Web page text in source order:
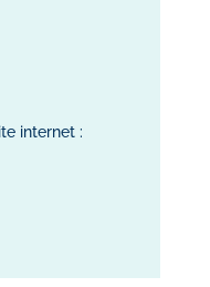
internet :